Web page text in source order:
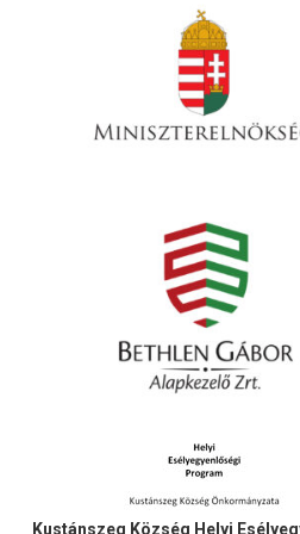
Kustánszeg Község Helyi